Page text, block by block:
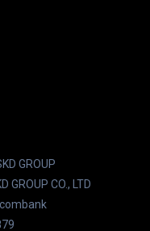
GROUP
GROUP CO., LTD
57879